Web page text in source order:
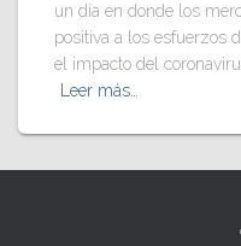
un día en donde los
positiva a los esfuerzos
el impacto del
Leer más…